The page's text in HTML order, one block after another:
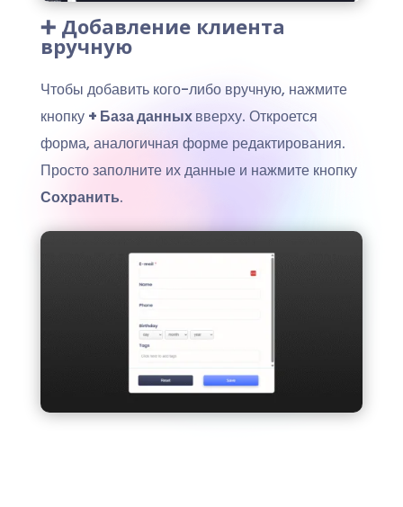
➕ Добавление клиента
вручную
Чтобы добавить кого-либо вручную, нажмите
кнопку + База данныхвверху. Откроется
форма, аналогичная форме редактирования.
Просто заполните их данные и нажмите кнопку
Сохранить.